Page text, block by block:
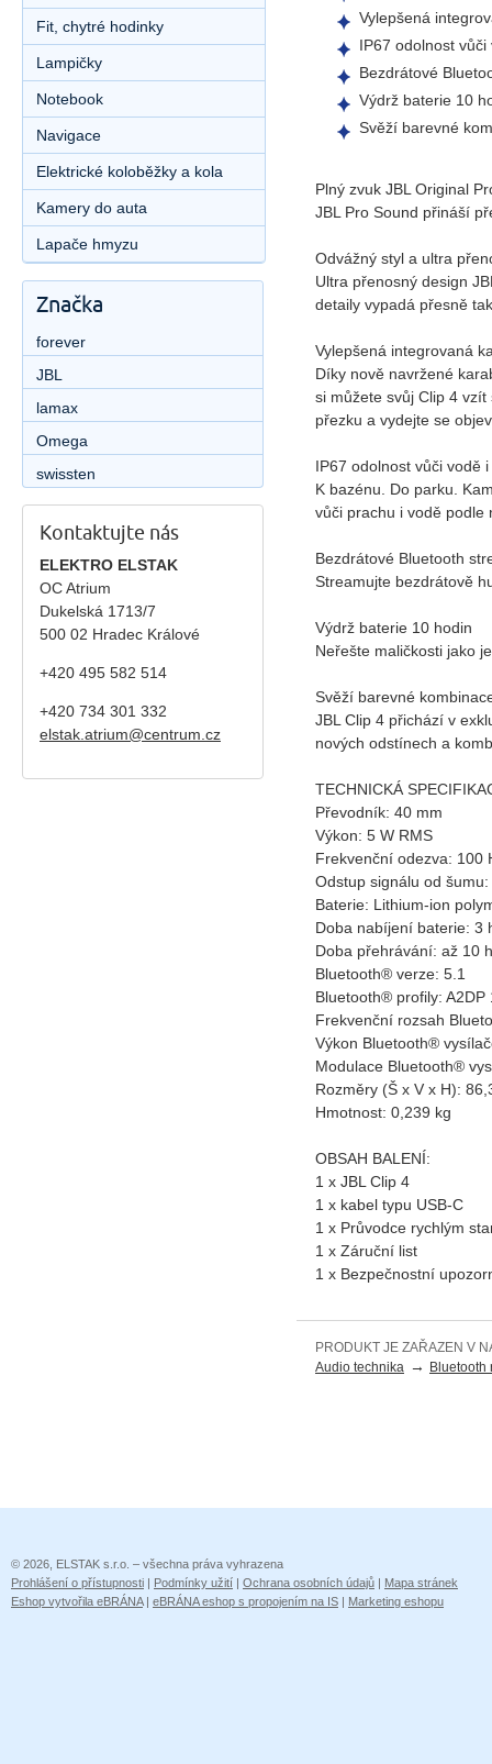
Vylepšená
IP67 odolnost
Bezdrátové
Výdrž baterie 10
Svěží barevné
Plný zvuk JBL Original
JBL Pro Sound přináší
Odvážný styl a ultra
Ultra přenosný design
detaily vypadá přesně
Vylepšená integrovaná
Díky nově navržené
si můžete svůj Clip 4
přezku a vydejte se
IP67 odolnost vůči vodě
K bazénu. Do parku.
vůči prachu i vodě podle
Bezdrátové Bluetooth
Streamujte bezdrátově
Výdrž baterie 10 hodin
Neřešte maličkosti jako
Svěží barevné
JBL Clip 4 přichází v
nových odstínech a
TECHNICKÁ
Převodník: 40 mm
Výkon: 5 W RMS
Frekvenční odezva: 100
Odstup signálu od šumu:
Baterie: Lithium-ion
Doba nabíjení baterie: 3
Doba přehrávání: až 10
Bluetooth® verze: 5.1
Bluetooth® profily: A2DP
Frekvenční rozsah
Výkon Bluetooth®
Modulace Bluetooth®
Rozměry (Š x V x H):
Hmotnost: 0,239 kg
OBSAH BALENÍ:
1 x JBL Clip 4
1 x kabel typu USB-C
1 x Průvodce rychlým
1 x Záruční list
1 x Bezpečnostní
PRODUKT JE ZAŘAZEN V
Audio technika → Bluetooth
Fit, chytré hodinky
Lampičky
Notebook
Navigace
Elektrické koloběžky a kola
Kamery do auta
Lapače hmyzu
Značka
forever
JBL
lamax
Omega
swissten
Kontaktujte nás
ELEKTRO ELSTAK
OC Atrium
Dukelská 1713/7
500 02 Hradec Králové
+420 495 582 514
+420 734 301 332
elstak.atrium@centrum.cz
© 2026, ELSTAK s.r.o. – všechna práva vyhrazena
Prohlášení o přístupnosti | Podmínky užití | Ochrana osobních údajů | Mapa stránek
Eshop vytvořila eBRÁNA| eBRÁNA eshop s propojením na IS | Marketing eshopu